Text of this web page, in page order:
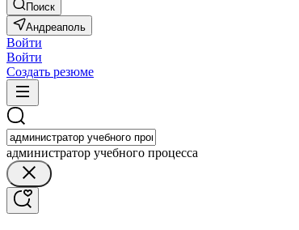
Поиск
Андреаполь
Войти
Войти
Создать резюме
администратор учебного процесса